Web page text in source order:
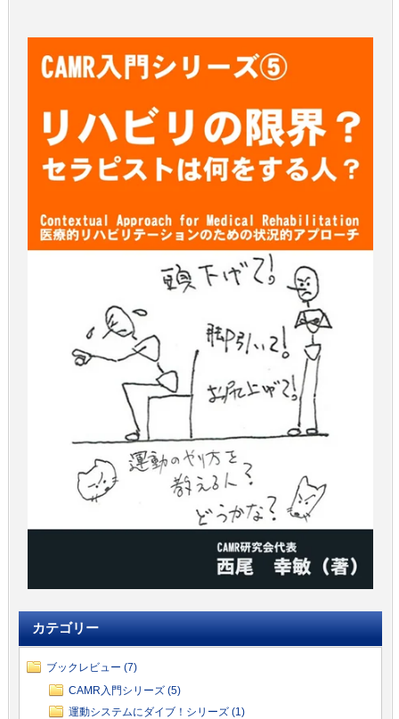
カテゴリー
ブックレビュー (7)
CAMR入門シリーズ (5)
運動システムにダイブ！シリーズ (1)